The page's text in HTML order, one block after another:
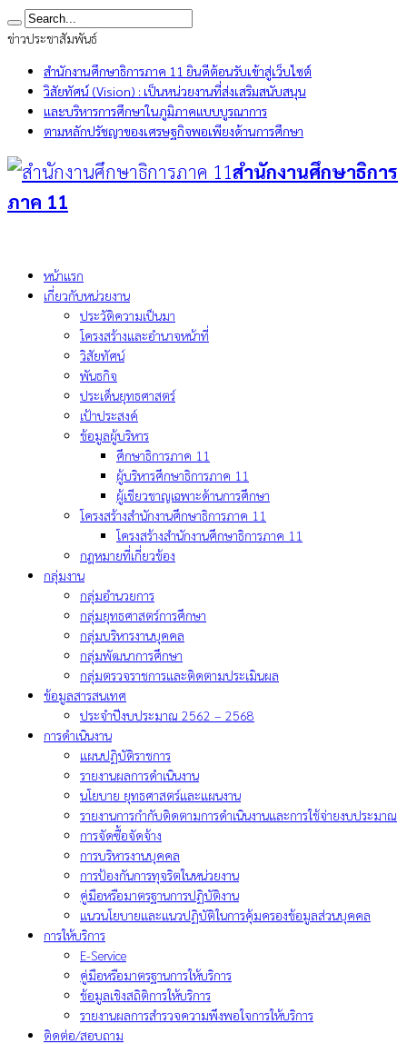
ข่าวประชาสัมพันธ์
สำนักงานศึกษาธิการภาค 11 ยินดีต้อนรับเข้าสู่เว็บไซต์
วิสัยทัศน์ (Vision) : เป็นหน่วยงานที่ส่งเสริมสนับสนุน
และบริหารการศึกษาในภูมิภาคแบบบูรณาการ
ตามหลักปรัชญาของเศรษฐกิจพอเพียงด้านการศึกษา
สำนักงานศึกษาธิการ
ภาค 11
หน้าแรก
เกี่ยวกับหน่วยงาน
ประวัติความเป็นมา
โครงสร้างและอำนาจหน้าที่
วิสัยทัศน์
พันธกิจ
ประเด็นยุทธศาสตร์
เป้าประสงค์
ข้อมูลผู้บริหาร
ศึกษาธิการภาค 11
ผู้บริหารศึกษาธิการภาค 11
ผู้เชียวชาญเฉพาะด้านการศึกษา
โครงสร้างสำนักงานศึกษาธิการภาค 11
โครงสร้างสำนักงานศึกษาธิการภาค 11
กฎหมายที่เกี่ยวข้อง
กลุ่มงาน
กลุ่มอำนวยการ
กลุ่มยุทธศาสตร์การศึกษา
กลุ่มบริหารงานบุคคล
กลุ่มพัฒนาการศึกษา
กลุ่มตรวจราชการและติดตามประเมินผล
ข้อมูลสารสนเทศ
ประจำปีงบประมาณ 2562 – 2568
การดำเนินงาน
แผนปฏิบัติราชการ
รายงานผลการดำเนินงาน
นโยบาย ยุทธศาสตร์และแผนงาน
รายงานการกำกับติดตามการดำเนินงานและการใช้จ่ายงบประมาณ
การจัดซื้อจัดจ้าง
การบริหารงานบุคคล
การป้องกันการทุจริตในหน่วยงาน
คู่มือหรือมาตรฐานการปฏิบัติงาน
แนวนโยบายและแนวปฏิบัติในการคุ้มครองข้อมูลส่วนบุคคล
การให้บริการ
E-Service
คู่มือหรือมาตรฐานการให้บริการ
ข้อมูลเชิงสถิติการให้บริการ
รายงานผลการสำรวจความพึงพอใจการให้บริการ
ติดต่อ/สอบถาม